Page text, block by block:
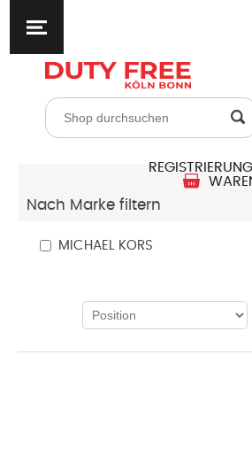
REGISTRIERUNG
Nach Marke filtern
MICHAEL KORS